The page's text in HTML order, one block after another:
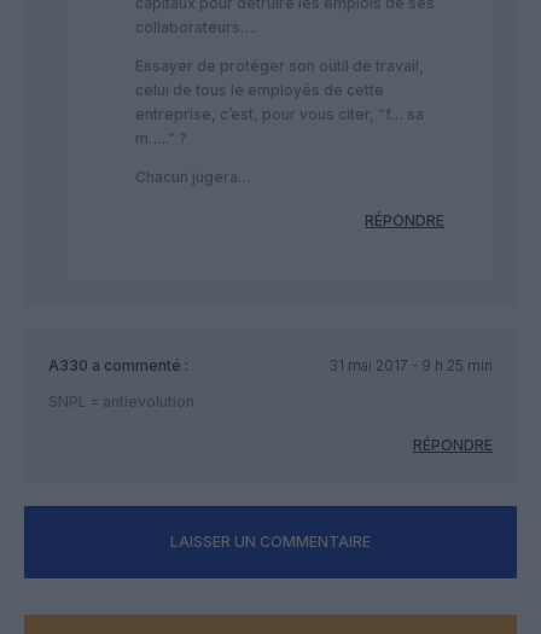
collaborateurs….
Essayer de protéger son outil de travail,
celui de tous le employés de cette
entreprise, c’est, pour vous citer, “f… sa
m…..” ?
Chacun jugera…
RÉPONDRE
A330 a commenté :
31 mai 2017 - 9 h 25 min
SNPL = antievolution
RÉPONDRE
LAISSER UN COMMENTAIRE